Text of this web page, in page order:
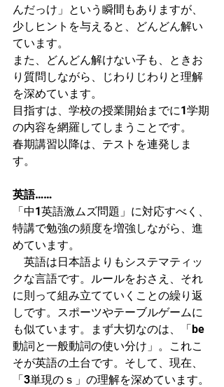
んだっけ」という瞬間もありますが、
少しヒントを与えると、どんどん解い
ています。
また、どんどん解けない子も、ときお
り質問しながら、じわりじわりと理解
を深めています。
目指すは、学校の授業開始までに1学期
の内容を網羅してしまうことです。
春期講習以降は、テストを連発しま
す。
英語……
「中1英語激ムズ問題」に対応すべく、
特講で勉強の頻度を増強しながら、進
めています。
英語は日本語よりもシステマティッ
クな言語です。ルールをおさえ、それ
に則って組み立てていくことの繰り返
しです。スポーツやテーブルゲームに
も似ています。まず大切なのは、「be
動詞と一般動詞の使い分け」。これこ
そが英語の土台です。そして、現在、
「3単現のｓ」の理解を深めています。